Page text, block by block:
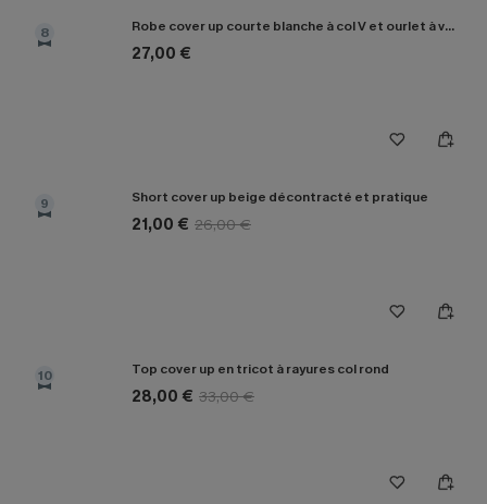
8 Robe cover up courte blanche à col V et ourlet à volants
27,00 €
9 Short cover up beige décontracté et pratique
21,00 € 26,00 €
10 Top cover up en tricot à rayures col rond
28,00 € 33,00 €